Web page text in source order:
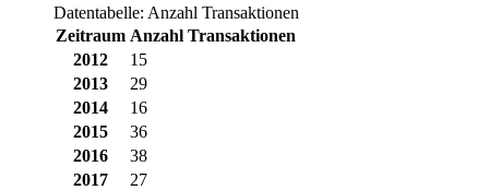
Datentabelle: Anzahl Transaktionen
Zeitraum Anzahl Transaktionen
2012
15
2013
29
2014
16
2015
36
2016
38
2017
27